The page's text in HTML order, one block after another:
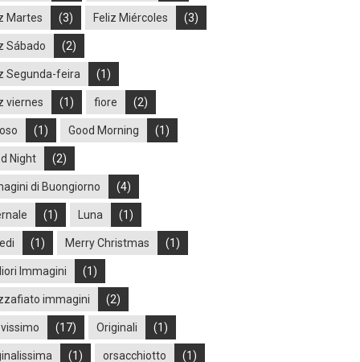
Martes (3) Feliz Miércoles (3)
Sábado (2)
Segunda-feira (1)
viernes (1) fiore (2)
(1) Good Morning (1)
Night (2)
di Buongiorno (4)
(1) Luna (1)
(1) Merry Christmas (1)
Immagini (1)
immagini (2)
(17) Originali (1)
(1) orsacchiotto (1)